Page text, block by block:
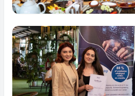
Tam ölçüdə bax